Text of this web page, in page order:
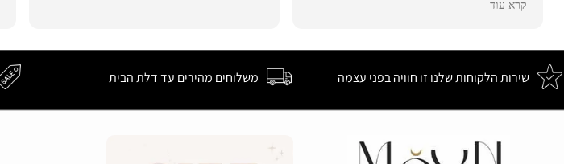
קרא עוד
שירות הלקוחות שלנו זו חוויה בפני עצמה משלוחים מהירים עד דלת הבית